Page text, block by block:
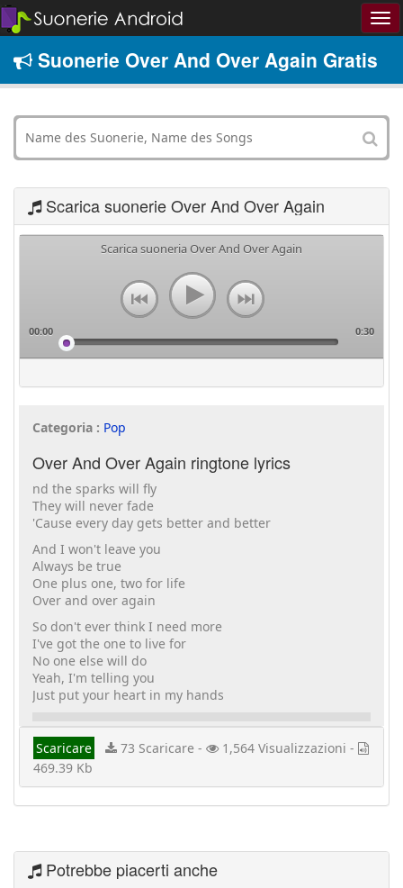
Suonerie Over And Over Again Gratis
Scarica suonerie Over And Over Again
Scarica suoneria Over And Over Again
00:00 0:30
Categoria : Pop
Over And Over Again ringtone lyrics
nd the sparks will fly
They will never fade
'Cause every day gets better and better
And I won't leave you
Always be true
One plus one, two for life
Over and over again
So don't ever think I need more
I've got the one to live for
No one else will do
Yeah, I'm telling you
Just put your heart in my hands
Scaricare 73 Scaricare -
1,564 Visualizzazioni -
469.39 Kb
Potrebbe piacerti anche